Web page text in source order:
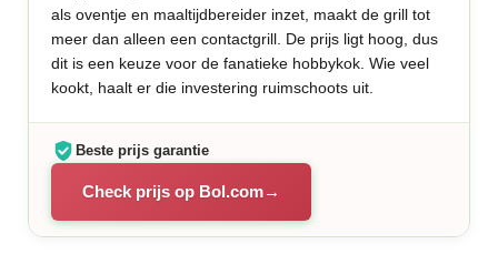
als oventje en maaltijdbereider inzet, maakt de grill tot
meer dan alleen een contactgrill. De prijs ligt hoog, dus
dit is een keuze voor de fanatieke hobbykok. Wie veel
kookt, haalt er die investering ruimschoots uit.
Beste prijs garantie
Check prijs op Bol.com